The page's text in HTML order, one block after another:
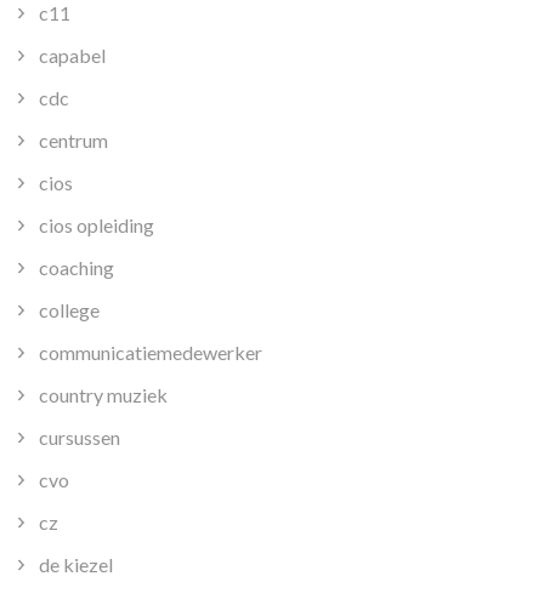
c11
capabel
cdc
centrum
cios
cios opleiding
coaching
college
communicatiemedewerker
country muziek
cursussen
cvo
cz
de kiezel